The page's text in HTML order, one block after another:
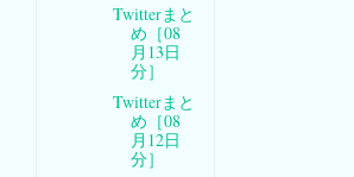
Twitterまと
め［08
月13日
分］
Twitterまと
め［08
月12日
分］